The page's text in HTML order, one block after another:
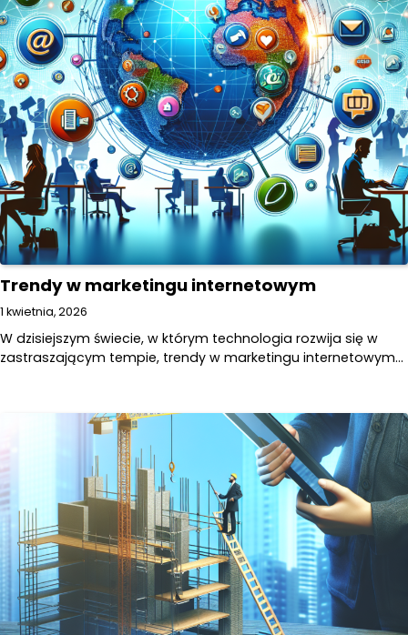
Trendy w marketingu internetowym
1 kwietnia, 2026
W dzisiejszym świecie, w którym technologia rozwija się w
zastraszającym tempie, trendy w marketingu internetowym…